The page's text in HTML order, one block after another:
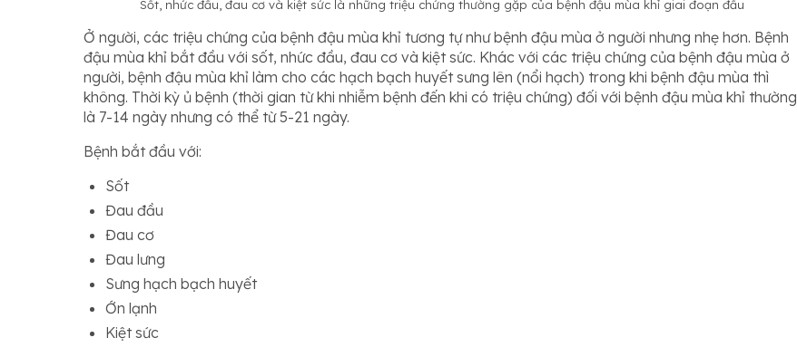
Sốt, nhức đầu, đau cơ và kiệt sức là những triệu chứng thường gặp của bệnh đậu mùa khỉ giai đoạn đầu
Ở người, các triệu chứng của bệnh đậu mùa khỉ tương tự như bệnh đậu mùa ở người nhưng nhẹ hơn. Bệnh
đậu mùa khỉ bắt đầu với sốt, nhức đầu, đau cơ và kiệt sức. Khác với các triệu chứng của bệnh đậu mùa ở
người, bệnh đậu mùa khỉ làm cho các hạch bạch huyết sưng lên (nổi hạch) trong khi bệnh đậu mùa thì
không. Thời kỳ ủ bệnh (thời gian từ khi nhiễm bệnh đến khi có triệu chứng) đối với bệnh đậu mùa khỉ thường
là 7-14 ngày nhưng có thể từ 5-21 ngày.
Bệnh bắt đầu với:
Sốt
Đau đầu
Đau cơ
Đau lưng
Sưng hạch bạch huyết
Ớn lạnh
Kiệt sức